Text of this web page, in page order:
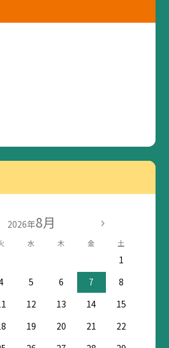
2026年8月
水 木 金 土
1
5 6 7
8
12 13 14
15
19 20 21
22